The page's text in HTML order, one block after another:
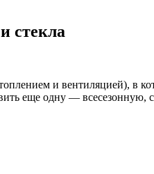
стекла
и вентиляцией), в
еще одну — всесезонную,